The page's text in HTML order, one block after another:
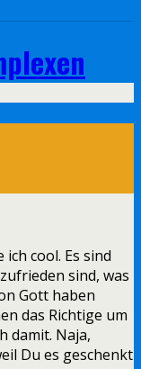
cool. Es sind
sind, was
Gott haben
das Richtige um
damit. Naja,
Du es geschenkt